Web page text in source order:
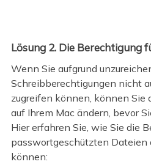
Lösung 2. Die Berechtigung
Wenn Sie aufgrund
Schreibberechtigungen nicht
zugreifen können, können Sie
auf Ihrem Mac ändern, bevor
Hier erfahren Sie, wie Sie die
passwortgeschützten Dateien
können: